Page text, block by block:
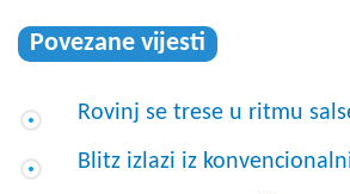
Povezane vijesti
Rovinj se trese u ritmu
Blitz izlazi iz